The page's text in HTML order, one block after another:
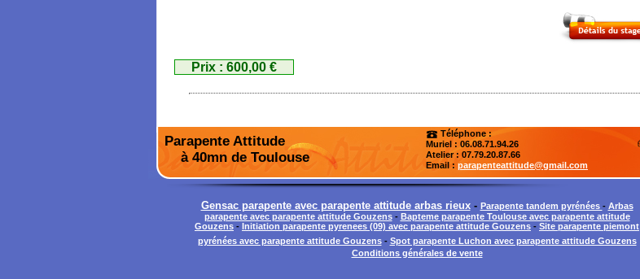
Prix : 600,00 €
Parapente Attitude
à 40mn de Toulouse
Téléphone :
Muriel : 06.08.71.94.26
Atelier: 07.79.20.87.66
Email : parapenteattitude@gmail.com
Gensac parapente avec parapente attitude arbas rieux- Parapente tandem pyrénées - Arbas
parapente avec parapente attitude Gouzens- Bapteme parapente Toulouse avec parapente attitude
Gouzens - Initiation parapente pyrenees (09) avec parapente attitude Gouzens - Site parapente piemont
pyrénées avec parapente attitude Gouzens- Spot parapente Luchon avec parapente attitude Gouzens
Conditions générales de vente